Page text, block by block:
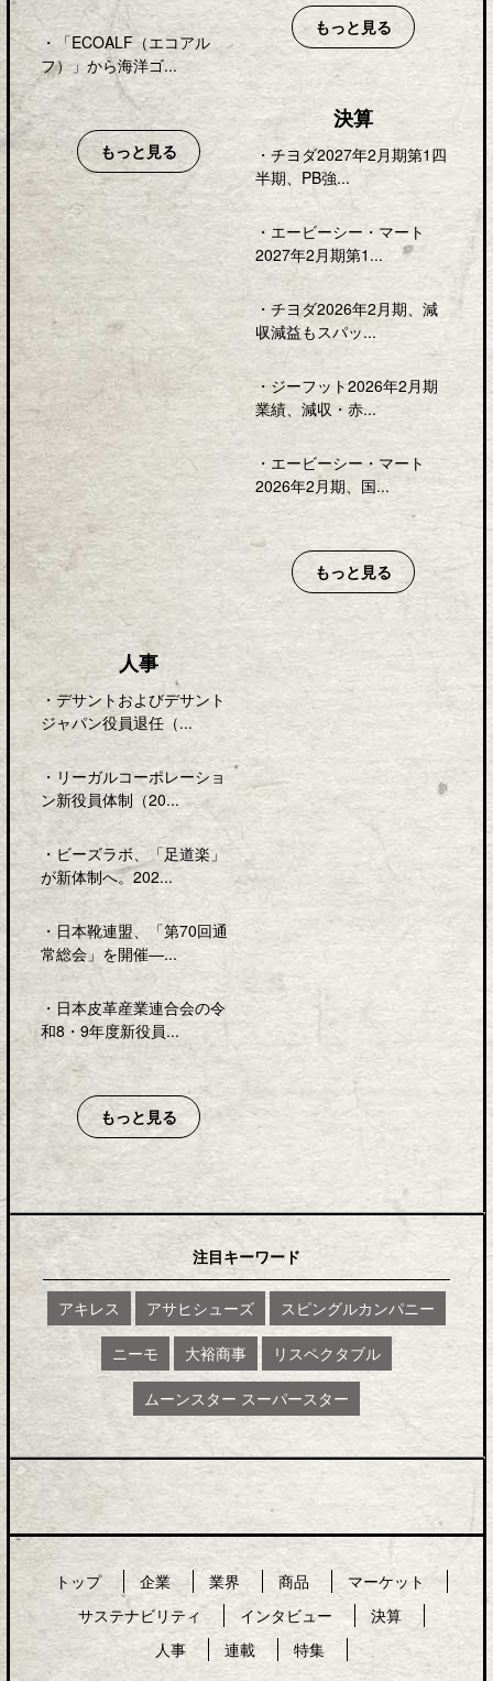
・ 「ECOALF（エコアル
フ）」から海洋ゴ...
もっと見る
もっと見る
決算
・ チヨダ2027年2月期第1四
半期、PB強...
・ エービーシー・マート
2027年2月期第1...
・ チヨダ2026年2月期、減
収減益もスパッ...
・ ジーフット2026年2月期
業績、減収・赤...
・ エービーシー・マート
2026年2月期、国...
もっと見る
人事
・ デサントおよびデサント
ジャパン役員退任（...
・ リーガルコーポレーショ
ン新役員体制（20...
・ ビーズラボ、「足道楽」
が新体制へ。202...
・日本靴連盟、「第70回通
常総会」を開催―...
・ 日本皮革産業連合会の令
和8・9年度新役員...
もっと見る
注目キーワード
アキレス アサヒシューズ スピングルカンパニー
ニーモ 大裕商事 リスペクタブル
ムーンスター スーパースター
トップ 企業 業界 商品
マーケット
サステナビリティ
インタビュー
決算
人事
連載 特集